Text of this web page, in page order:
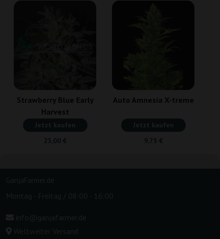
Strawberry Blue Early
Harvest
Jetzt kaufen
23,00 €
Auto Amnesia X-treme
Jetzt kaufen
9,75 €
GanjaFarmer.de
Montag - Freitag / 08:00 - 16:00
info@ganjafarmer.de
Weltweiter Versand